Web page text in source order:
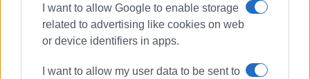
I want to allow Google to enable storage
related to advertising like cookies on web
or device identifiers in apps.
I want to allow my user data to be sent to